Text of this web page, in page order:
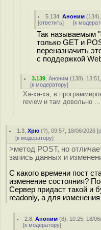
5.134 ,Аноним (134
[ответить] [к
Так называемым
только GET и
переназначить
с поддержкой
3.139 ,Аноним (138),
[к модератору]
Ха-ха-ха, в
review и там довольно ...
1.3 ,Хрю (?), 09:57, 18/06/2026 [
[к модератору]
>метод POST, но
запись данных и
С какого времени пост
изменение состояния?
Сервер придаст такой и
readonly, а для
2.8 ,Аноним (8), 10:25, 18/
[к модератору]